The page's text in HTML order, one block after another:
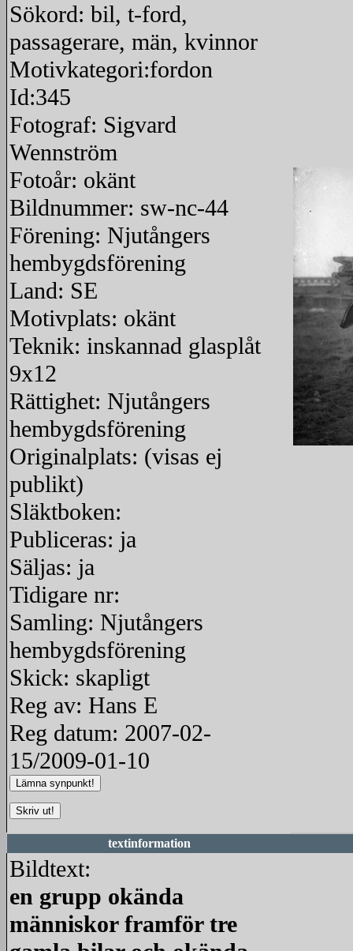
Sökord: bil, t-ford,
passagerare, män, kvinnor
Motivkategori:fordon
Id:345
Fotograf: Sigvard
Wennström
Fotoår: okänt
Bildnummer: sw-nc-44
Förening: Njutångers
hembygdsförening
Land: SE
Motivplats: okänt
Teknik: inskannad glasplåt
9x12
Rättighet: Njutångers
hembygdsförening
Originalplats: (visas ej
publikt)
Släktboken:
Publiceras: ja
Säljas: ja
Tidigare nr:
Samling: Njutångers
hembygdsförening
Skick: skapligt
Reg av: Hans E
Reg datum: 2007-02-
15/2009-01-10
textinformation
Bildtext:
en grupp okända
människor framför tre